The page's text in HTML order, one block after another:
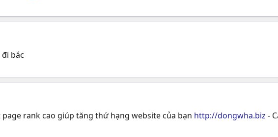
bác
rank cao giúp tăng thứ hạng website của bạn http://dongwha.biz -